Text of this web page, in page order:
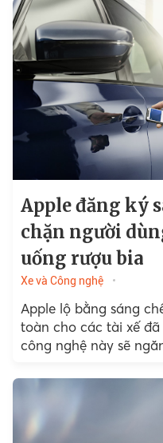
Apple đăng ký
chặn người
uống rượu bia
Xe và Công nghệ
Apple lộ bằng sáng
toàn cho các tài xế
công nghệ này sẽ